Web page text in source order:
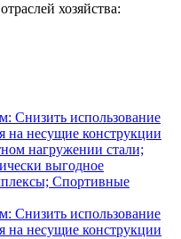
хозяйства: